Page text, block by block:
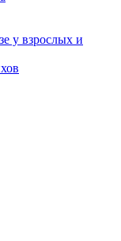
у взрослых и